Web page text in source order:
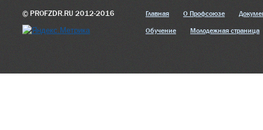
© PROFZDR.RU 2012-2016 Главная О Профсоюзе
Обучение Молодежная страница